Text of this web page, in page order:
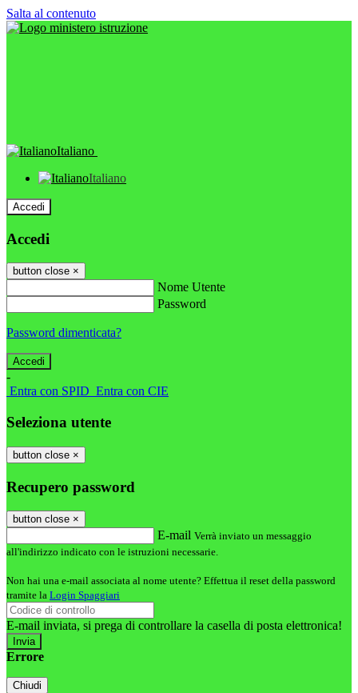
Salta al contenuto
Italiano
Italiano
Accedi
Accedi
button close ×
Nome Utente
Password
Password dimenticata?
-
Entra con SPID Entra con CIE
Seleziona utente
button close ×
Recupero password
button close ×
E-mail Verrà inviato un messaggio
all'indirizzo indicato con le istruzioni necessarie.
Non hai una e-mail associata al nome utente? Effettua il reset della password
tramite la Login Spaggiari
E-mail inviata, si prega di controllare la casella di posta elettronica!
Errore
Chiudi